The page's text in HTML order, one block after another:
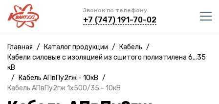
Звонок по телефону
+7 (747) 191-70-02
Главная / Каталог продукции / Кабель /
Кабели силовые с изоляцией из сшитого полиэтилена 6...35
кВ
/
Кабель АПвПу2гж - 10кВ /
Кабель АПвПу2гж 1х500/35 - 10кВ